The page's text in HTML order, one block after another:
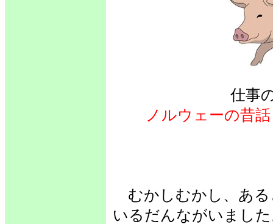
仕事
ノルウェーの昔話
むかしむかし、ある
いるだんながいまし